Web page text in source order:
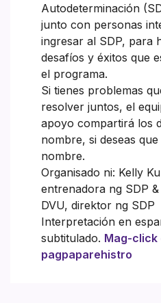
Autodeterminación
junto con personas
ingresar al SDP, para
desafíos y éxitos que
el programa.
Si tienes problemas
resolver juntos, el
apoyo compartirá los
nombre, si deseas
nombre.
Organisado ni: Kelly
entrenadora ng SDP
DVU, direktor ng SDP
Interpretación en
subtitulado. Mag-click
pagpaparehistro